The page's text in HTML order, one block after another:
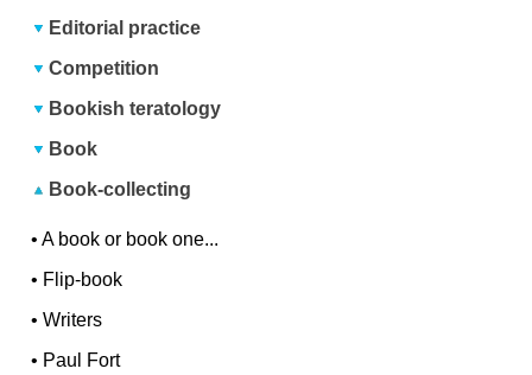
Editorial practice
Competition
Bookish teratology
Book
Book-collecting
•A book or book one...
• Flip-book
•Writers
• Paul Fort